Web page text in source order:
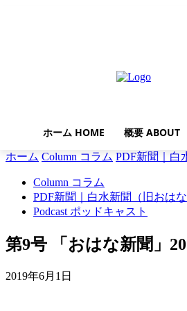
ホーム HOME 概要 ABOUT
ホーム Column コラム PDF新聞｜白
Column コラム
PDF新聞｜白水新聞（旧おはな
Podcast ポッドキャスト
第9号 「おはな新聞」
2019年6月1日